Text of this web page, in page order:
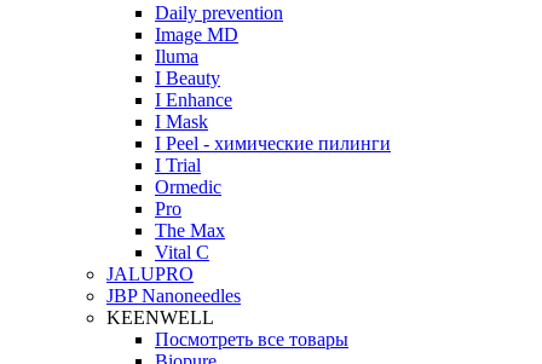
Daily prevention
Image MD
Iluma
I Beauty
I Enhance
I Mask
I Peel - химические пилинги
I Trial
Ormedic
Pro
The Max
Vital C
JALUPRO
JBP Nanoneedles
KEENWELL
Посмотреть все товары